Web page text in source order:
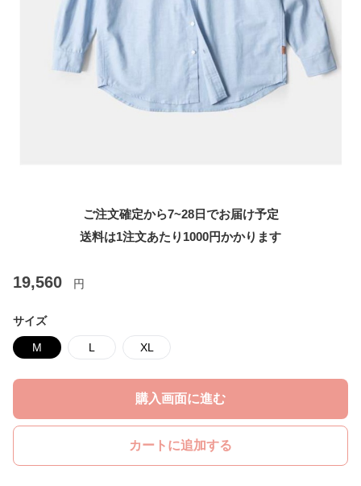
ご注文確定から7~28日でお届け予定
送料は1注文あたり 1000円かかります
19,560 円
サイズ
M L XL
購入画面に進む
カートに追加する